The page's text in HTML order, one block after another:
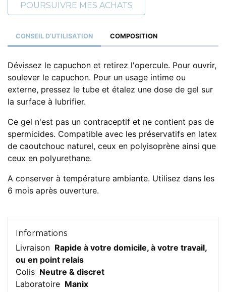
POURSUIVRE MES ACHATS
CONSEIL D’UTILISATION COMPOSITION
Dévissez le capuchon et retirez l'opercule. Pour ouvrir,
soulever le capuchon. Pour un usage intime ou
externe, pressez le tube et étalez une dose de gel sur
la surface à lubrifier.
Ce gel n'est pas un contraceptif et ne contient pas de
spermicides. Compatible avec les préservatifs en latex
de caoutchouc naturel, ceux en polyisoprène ainsi que
ceux en polyurethane.
A conserver à température ambiante. Utilisez dans les
6 mois après ouverture.
Informations
Livraison Rapide à votre domicile, à votre travail,
ou en point relais
Colis Neutre & discret
Laboratoire Manix